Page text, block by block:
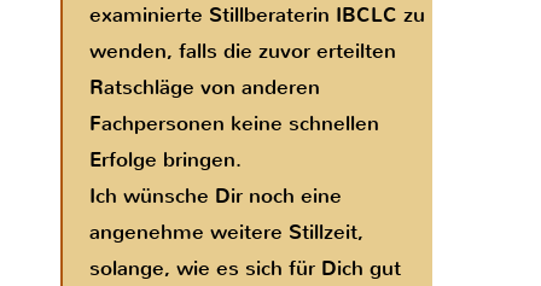
examinierte Stillberaterin IBCLC zu
wenden, falls die zuvor erteilten
Ratschläge von anderen
Fachpersonen keine schnellen
Erfolge bringen.
Ich wünsche Dir noch eine
angenehme weitere Stillzeit,
solange, wie es sich für Dich gut